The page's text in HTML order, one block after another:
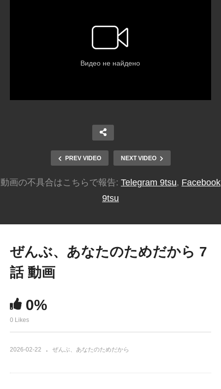
PREV VIDEO NEXT VIDEO
動画の不具合はこちらで報告: Telegram 9tsu, Facebook
9tsu
ぜんぶ、あなたのためだから 7
話 動画
0%
0 Likes
2026-02-22 ぜんぶ、あなたのためだから